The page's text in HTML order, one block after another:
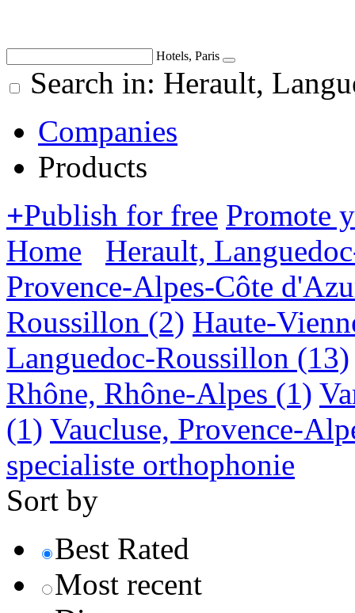
Hotels, Paris
Search in: Herault,
Companies
Products
+Publish for free Promote
Home
Herault,
Provence-Alpes-Côte
Roussillon (2) Haute-
Languedoc-Roussillon (13)
Rhône, Rhône-Alpes (1)
(1) Vaucluse, Provence-
specialiste orthophonie
Sort by
Best Rated
Most recent